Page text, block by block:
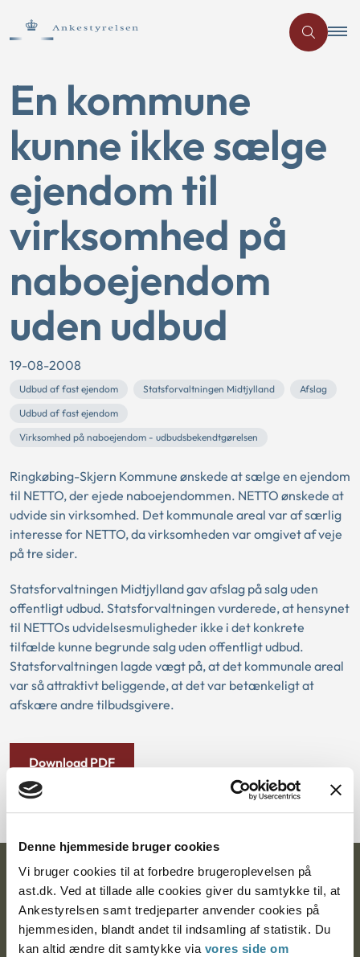
Denne hjemmeside bruger cookies
Vi bruger cookies til at forbedre brugeroplevelsen på
ast.dk. Ved at tillade alle cookies giver du samtykke til, at
Ankestyrelsen samt tredjeparter anvender cookies på
hjemmesiden, blandt andet til indsamling af statistik. Du
kan altid ændre dit samtykke via vores side om
En kommune
kunne ikke sælge
ejendom til
virksomhed på
naboejendom
uden udbud
19-08-2008
Udbud af fast ejendom Statsforvaltningen Midtjylland
Afslag
Udbud af fast ejendom
Virksomhed på naboejendom - udbudsbekendtgørelsen
Ringkøbing-Skjern Kommune ønskede at sælge en ejendom
til NETTO, der ejede naboejendommen. NETTO ønskede at
udvide sin virksomhed. Det kommunale areal var af særlig
interesse for NETTO, da virksomheden var omgivet af veje
på tre sider.
Statsforvaltningen Midtjylland gav afslag på salg uden
offentligt udbud. Statsforvaltningen vurderede, at hensynet
til NETTOs udvidelsesmuligheder ikke i det konkrete
tilfælde kunne begrunde salg uden offentligt udbud.
Statsforvaltningen lagde vægt på, at det kommunale areal
var så attraktivt beliggende, at det var betænkeligt at
afskære andre tilbudsgivere.
Download PDF
Ankestyrelsen
Postadresse:
Nytorv 7, 2. sal